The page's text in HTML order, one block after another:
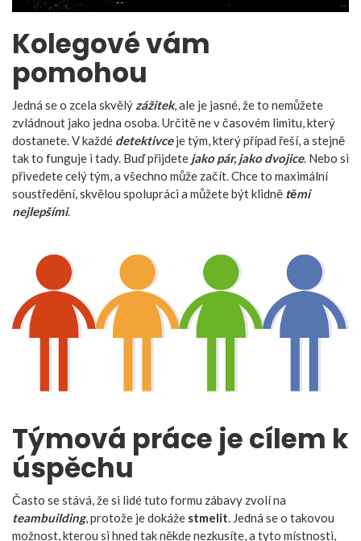
Kolegové vám
pomohou
Jedná se o zcela skvělý zážitek, ale je jasné, že to nemůžete
zvládnout jako jedna osoba. Určitě ne v časovém limitu, který
dostanete. V každé detektivceje tým, který případ řeší, a stejně
tak to funguje i tady. Buď přijdete jako pár, jako dvojice. Nebo si
přivedete celý tým, a všechno může začít. Chce to maximální
soustředění, skvělou spolupráci a můžete být klidně těmi
nejlepšími.
Týmová práce je cílem k
úspěchu
Často se stává, že si lidé tuto formu zábavy zvolí na
teambuilding, protože je dokáže stmelit. Jedná se o takovou
možnost, kterou si hned tak někde nezkusíte, a tyto místnosti,